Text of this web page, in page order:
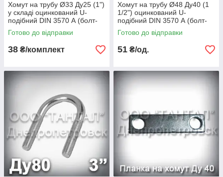
Хомут на трубу Ø33 Ду25 (1")
у складі оцинкований U-
подібний DIN 3570 А (болт-
скоба)
Готово до відправки
38 ₴/комплект
Хомут на трубу Ø48 Ду40 (1
1/2") оцинкований U-
подібний DIN 3570 А (болт-
скоба)
Готово до відправки
51 ₴/од.